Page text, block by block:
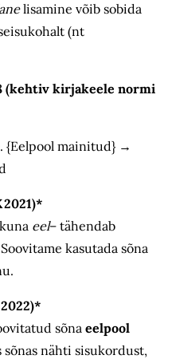
lisamine võib sobida
(nt
(kehtiv kirjakeele normi
{Eelpool mainitud} →
2021)*
eel– tähendab
kasutada sõna
sõna eelpool
sõnas nähti sisukordust,